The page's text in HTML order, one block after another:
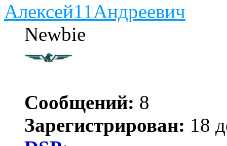
Алексей11Андреевич
Newbie
Сообщений: 8
Зарегистрирован: 18